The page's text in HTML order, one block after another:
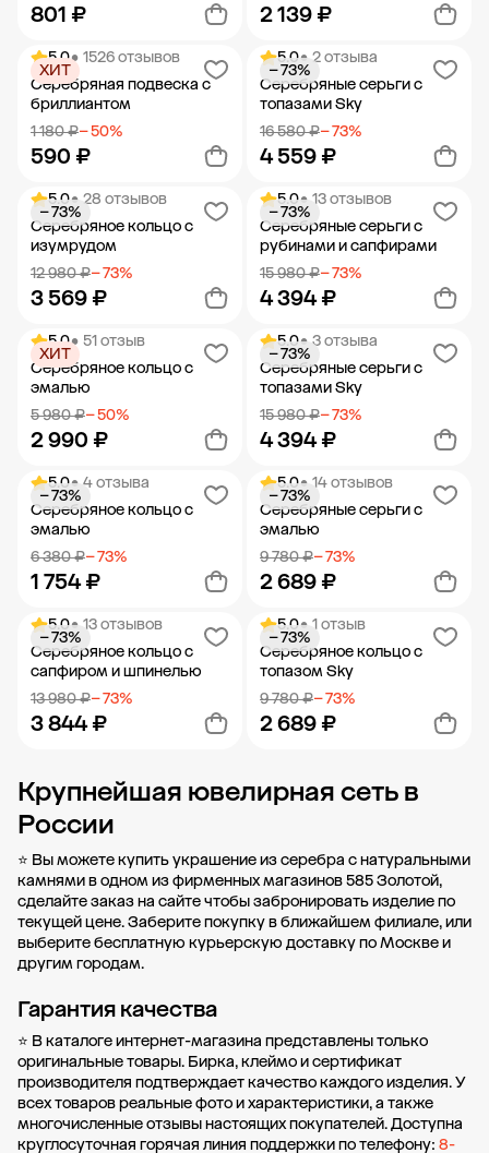
801 ₽
Добавить в корзину
2 139 ₽
Добавить в корзину
5.0• 1526 отзывов
Серебряная подвеска с
бриллиантом
1 180 ₽− 50%
590 ₽
ХИТ
Добавить в корзину
5.0• 2 отзыва
Серебряные серьги с
топазами Sky
16 580 ₽− 73%
4 559 ₽
− 73%
Добавить в корзину
5.0• 28 отзывов
Серебряное кольцо с
изумрудом
12 980 ₽− 73%
3 569 ₽
− 73%
Добавить в корзину
5.0• 13 отзывов
Серебряные серьги с
рубинами и сапфирами
15 980 ₽− 73%
4 394 ₽
− 73%
Добавить в корзину
5.0• 51 отзыв
Серебряное кольцо с
эмалью
5 980 ₽− 50%
2 990 ₽
ХИТ
Добавить в корзину
5.0• 3 отзыва
Серебряные серьги с
топазами Sky
15 980 ₽− 73%
4 394 ₽
− 73%
Добавить в корзину
5.0• 4 отзыва
Серебряное кольцо с
эмалью
6 380 ₽− 73%
1 754 ₽
− 73%
Добавить в корзину
5.0• 14 отзывов
Серебряные серьги с
эмалью
9 780 ₽− 73%
2 689 ₽
− 73%
Добавить в корзину
5.0• 13 отзывов
Серебряное кольцо с
сапфиром и шпинелью
13 980 ₽− 73%
3 844 ₽
− 73%
Добавить в корзину
5.0• 1 отзыв
Серебряное кольцо с
топазом Sky
9 780 ₽− 73%
2 689 ₽
− 73%
Добавить в корзину
Крупнейшая ювелирная сеть в
России
⭐ Вы можете купить украшение из серебра с натуральными
камнями в одном из фирменных магазинов 585 Золотой,
сделайте заказ на сайте чтобы забронировать изделие по
текущей цене. Заберите покупку вближайшем филиале, или
выберите бесплатную курьерскую доставку по Москве и
другим городам.
Гарантия качества
⭐ В каталоге интернет-магазина представлены только
оригинальные товары. Бирка, клеймо и сертификат
производителя подтверждает качество каждого изделия. У
всех товаров реальные фото и характеристики, а также
многочисленные отзывы настоящих покупателей. Доступна
круглосуточная горячая линия поддержки по телефону: 8-